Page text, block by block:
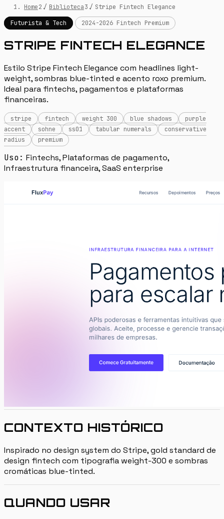
Home / Biblioteca / Stripe Fintech Elegance
Futurista & Tech
2024-2026 Fintech Premium
STRIPE FINTECH ELEGANCE
Estilo Stripe Fintech Elegance com headlines light-
weight, sombras blue-tinted e acento roxo premium.
Ideal para fintechs, pagamentos e plataformas
financeiras.
stripe fintech weight 300 blue shadows
purple
accent
sohne ss01 tabular numerals
conservative
radius
premium
Uso: Fintechs, Plataformas de pagamento,
Infraestrutura financeira, SaaS enterprise
CONTEXTO HISTÓRICO
Inspirado no design system do Stripe, gold standard de
design fintech com tipografia weight-300 e sombras
cromáticas blue-tinted.
QUANDO USAR